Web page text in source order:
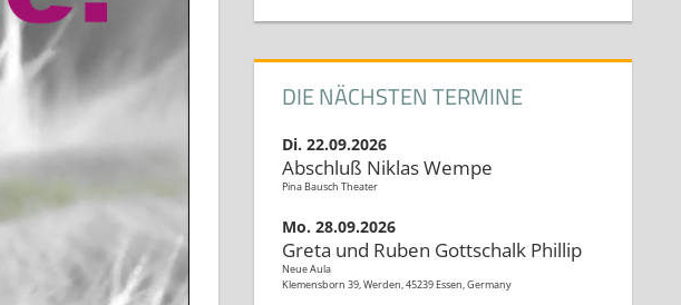
DIE NÄCHSTEN TERMINE
Di. 22.09.2026
Abschluß Niklas Wempe
Pina Bausch Theater
Mo. 28.09.2026
Greta und Ruben Gottschalk Phillip
Neue Aula
Klemensborn 39, Werden, 45239 Essen, Germany